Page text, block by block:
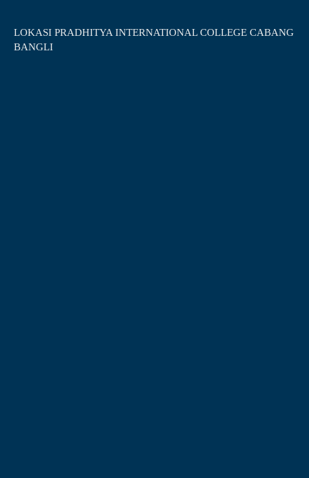
LOKASI PRADHITYA INTERNATIONAL COLLEGE CABANG
BANGLI